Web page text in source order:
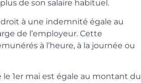
de son salaire habituel.
droit à une indemnité égale au
de l’employeur. Cette
à l’heure, à la journée ou
1er mai est égale au montant du